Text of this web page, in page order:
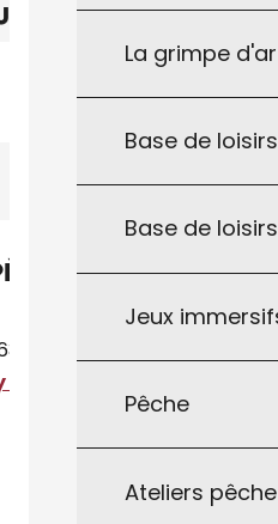
La grimpe
Base de
Base de
Jeux
Pêche
Ateliers
Au
Le Vigan
rendre